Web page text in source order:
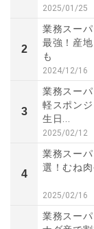
2025/01/25
2
業務スー
最強！産
も
2024/12/16
3
業務スー
軽スポン
生日...
2025/02/12
4
業務スー
選！むね
2025/02/16
業務スー